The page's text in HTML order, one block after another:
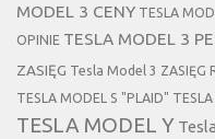
MODEL 3 CENY TESLA
OPINIE TESLA MODEL 3
ZASIĘG Tesla Model 3 ZASIĘG
TESLA MODEL S "PLAID"
TESLA MODEL Y